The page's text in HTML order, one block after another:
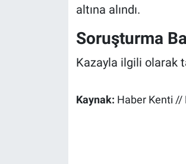
altına alındı.
Soruşturma
Kazayla ilgili olarak
Kaynak: Haber Kenti //